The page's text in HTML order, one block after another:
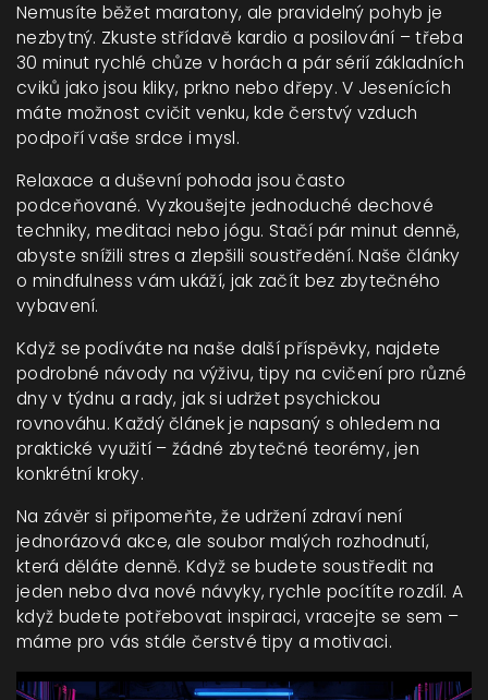
Nemusíte běžet maratony, ale pravidelný pohyb je
nezbytný. Zkuste střídavě kardio a posilování – třeba
30 minut rychlé chůze v horách a pár sérií základních
cviků jako jsou kliky, prkno nebo dřepy. V Jesenících
máte možnost cvičit venku, kde čerstvý vzduch
podpoří vaše srdce i mysl.
Relaxace a duševní pohoda jsou často
podceňované. Vyzkoušejte jednoduché dechové
techniky, meditaci nebo jógu. Stačí pár minut denně,
abyste snížili stres a zlepšili soustředění. Naše články
o mindfulness vám ukáží, jak začít bez zbytečného
vybavení.
Když se podíváte na naše další příspěvky, najdete
podrobné návody na výživu, tipy na cvičení pro různé
dny v týdnu a rady, jak si udržet psychickou
rovnováhu. Každý článek je napsaný s ohledem na
praktické využití – žádné zbytečné teorémy, jen
konkrétní kroky.
Na závěr si připomeňte, že udržení zdraví není
jednorázová akce, ale soubor malých rozhodnutí,
která děláte denně. Když se budete soustředit na
jeden nebo dva nové návyky, rychle pocítíte rozdíl. A
když budete potřebovat inspiraci, vracejte se sem –
máme pro vás stále čerstvé tipy a motivaci.